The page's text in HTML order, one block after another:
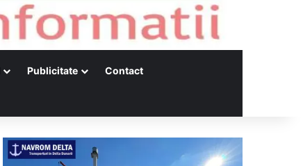
Publicitate Contact